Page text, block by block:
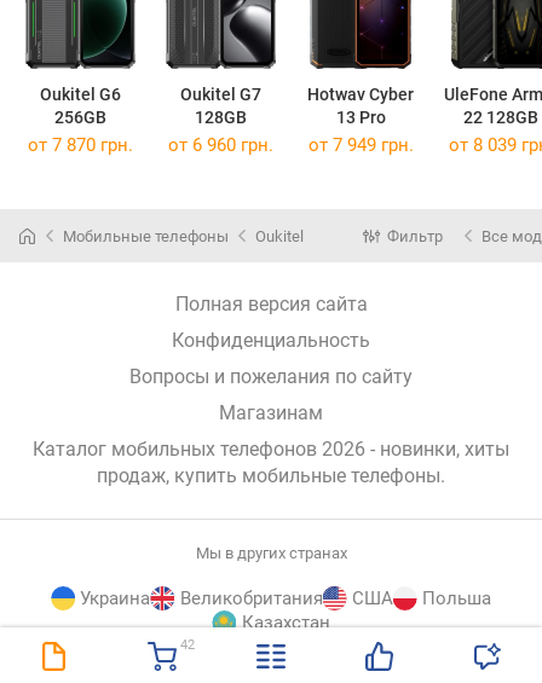
42
Oukitel G6
256GB
Oukitel G7
128GB
Hotwav Cyber
13 Pro
UleFone
22 128GB
от 7 870 грн. от 6 960 грн. от 7 949 грн. от 8 039
Мобильные телефоны Oukitel Фильтр Все
Полная версия сайта
Конфиденциальность
Вопросы и пожелания по сайту
Магазинам
Каталог мобильных телефонов 2026 - новинки, хиты
продаж, купить мобильные телефоны.
Мы в других странах
Украина Великобритания США
Польша
Казахстан